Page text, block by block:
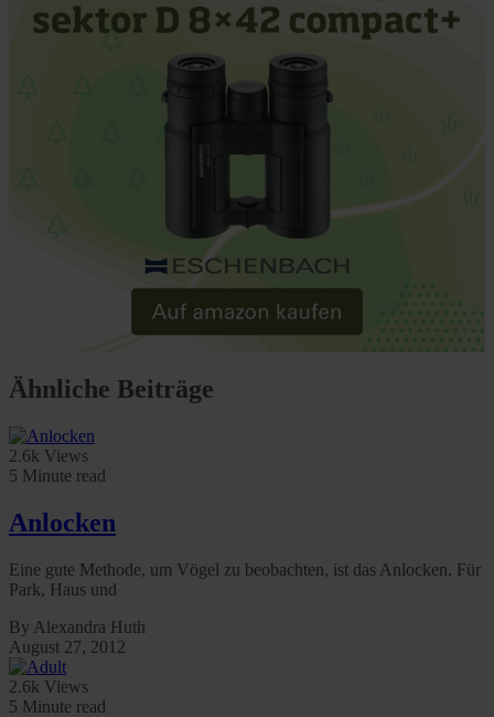
Ähnliche Beiträge
2.6k Views
5 Minute read
Anlocken
Eine gute Methode, um Vögel zu beobachten, ist das Anlocken. Für
Park, Haus und
By Alexandra Huth
August 27, 2012
2.6k Views
5 Minute read